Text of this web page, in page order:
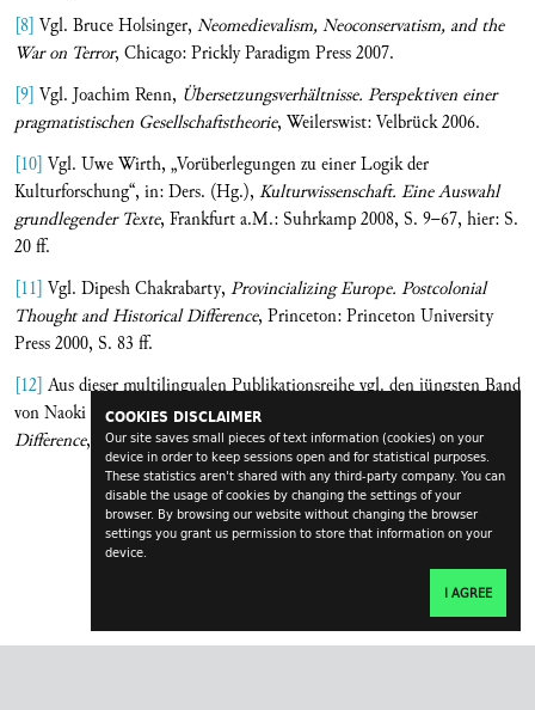
COOKIES DISCLAIMER
Our site saves small pieces of text information (cookies) on your
device in order to keep sessions open and for statistical purposes.
These statistics aren't shared with any third-party company. You can
disable the usage of cookies by changing the settings of your
browser. By browsing our website without changing the browser
settings you grant us permission to store that information on your
device.
I AGREE
[8] Vgl. Bruce Holsinger, Neomedievalism, Neoconservatism, and the
War on Terror, Chicago: Prickly Paradigm Press 2007.
[9] Vgl. Joachim Renn, Übersetzungsverhältnisse. Perspektiven einer
pragmatistischen Gesellschaftstheorie, Weilerswist: Velbrück 2006.
[10] Vgl. Uwe Wirth, „Vorüberlegungen zu einer Logik der
Kulturforschung“, in: Ders. (Hg.), Kulturwissenschaft. Eine Auswahl
grundlegender Texte, Frankfurt a.M.: Suhrkamp 2008, S. 9–67, hier: S.
20 ff.
[11] Vgl. Dipesh Chakrabarty, Provincializing Europe. Postcolonial
Thought and Historical Difference, Princeton: Princeton University
Press 2000, S. 83 ff.
[12] Aus dieser multilingualen Publikationsreihe vgl. den jüngsten Band
von Naoki Sakai/Jon Solomon (Hg.),
Difference, Hong Kong University Press: Hongkong 2006.